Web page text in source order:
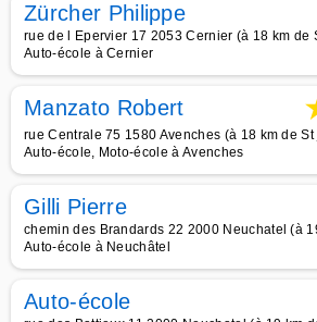
Zürcher Philippe
rue de l Epervier 17 2053 Cernier (à 18 km de
Auto-école à Cernier
Manzato Robert
rue Centrale 75 1580 Avenches (à 18 km de
Auto-école, Moto-école à Avenches
Gilli Pierre
chemin des Brandards 22 2000 Neuchatel (à
Auto-école à Neuchâtel
Auto-école